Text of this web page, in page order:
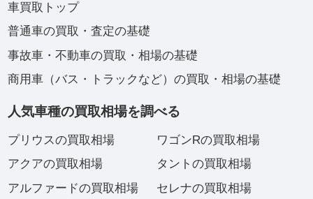
車買取トップ
普通車の買取・査定の基礎
事故車・不動車の買取・相場の基礎
商用車（バス・トラックなど）の買取・相場の基礎
人気車種の買取相場を調べる
プリウスの買取相場
アクアの買取相場
アルファードの買取相場
ワゴンRの買取相場
タントの買取相場
セレナの買取相場